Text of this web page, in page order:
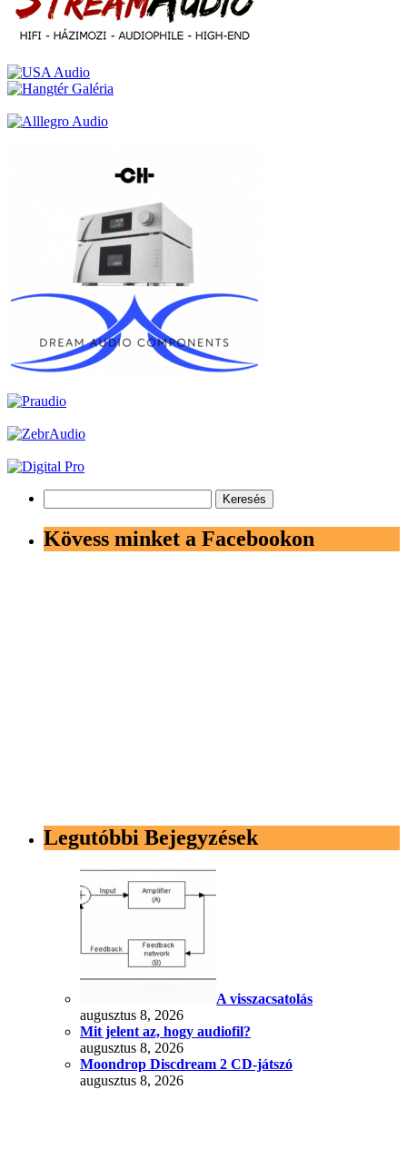
Kövess minket a Facebookon
Legutóbbi Bejegyzések
A visszacsatolás
augusztus 8, 2026
Mit jelent az, hogy audiofil?
augusztus 8, 2026
Moondrop Discdream 2 CD-játszó
augusztus 8, 2026